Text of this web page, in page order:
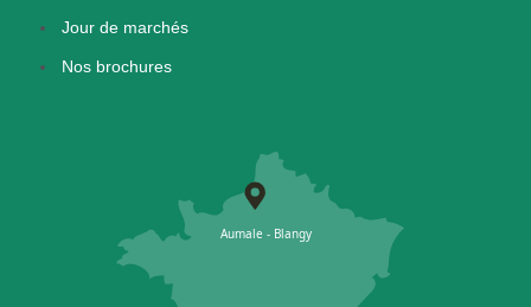
Jour de marchés
Nos brochures